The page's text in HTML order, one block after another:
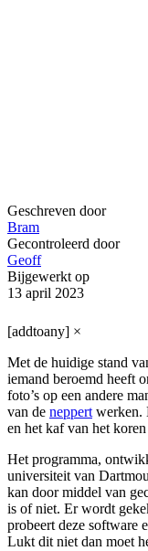
Geschreven door
Bram
Gecontroleerd door
Geoff
Bijgewerkt op
13 april 2023
[addtoany] ×
Met de huidige stand
iemand beroemd heeft
foto’s op een andere
van de neppertwerken.
en het kaf van het
Het programma,
universiteit van
kan door middel van
is of niet. Er wordt
probeert deze software
Lukt dit niet dan moet